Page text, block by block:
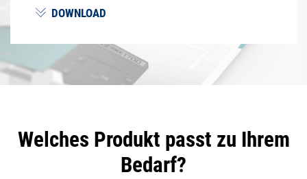
DOWNLOAD
Welches Produkt passt zu Ihrem
Bedarf?